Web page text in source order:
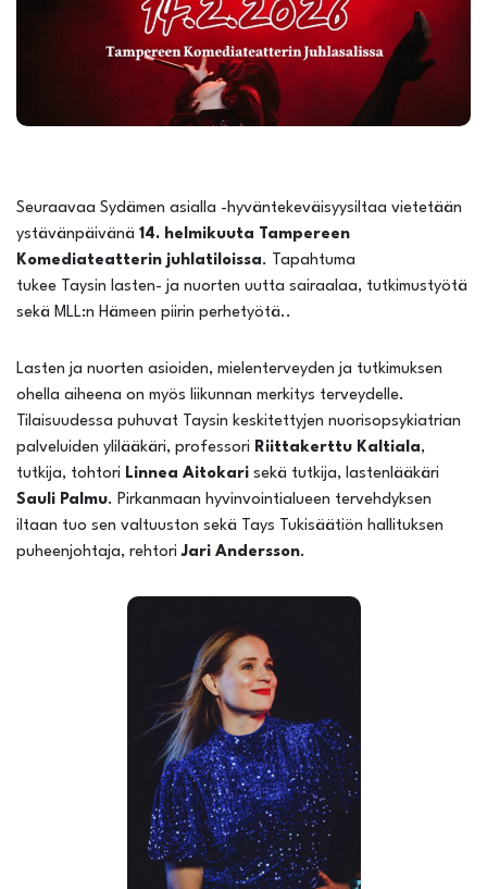
Seuraavaa Sydämen asialla -hyväntekeväisyysiltaa vietetään
ystävänpäivänä 14. helmikuuta Tampereen
Komediateatterin juhlatiloissa. Tapahtuma
tukee Taysin lasten- ja nuorten uutta sairaalaa, tutkimustyötä
sekä MLL:n Hämeen piirin perhetyötä..
Lasten ja nuorten asioiden, mielenterveyden ja tutkimuksen
ohella aiheena on myös liikunnan merkitys terveydelle.
Tilaisuudessa puhuvat Taysin keskitettyjen nuorisopsykiatrian
palveluiden ylilääkäri, professori Riittakerttu Kaltiala,
tutkija, tohtori Linnea Aitokari sekä tutkija, lastenlääkäri
Sauli Palmu. Pirkanmaan hyvinvointialueen tervehdyksen
iltaan tuo sen valtuuston sekä Tays Tukisäätiön hallituksen
puheenjohtaja, rehtoriJari Andersson.